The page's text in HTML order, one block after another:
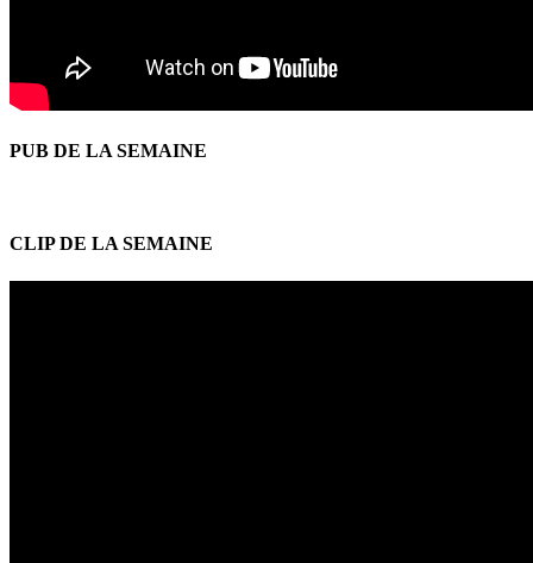
PUB DE LA SEMAINE
CLIP DE LA SEMAINE